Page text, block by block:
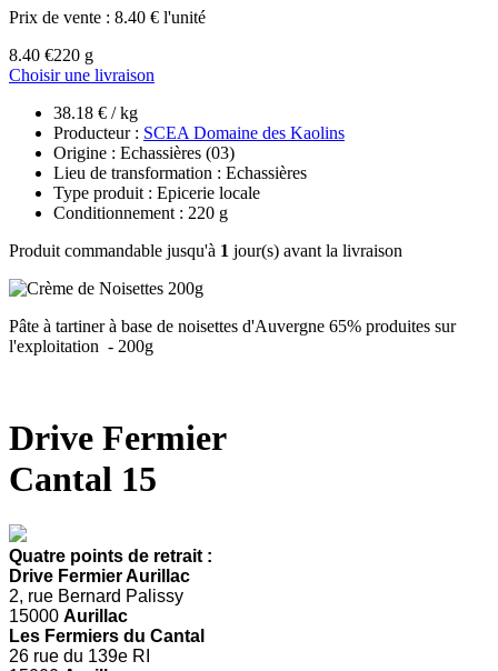
Prix de vente : 8.40 € l'unité
8.40 €220 g
Choisir une livraison
38.18 € / kg
Producteur : SCEA Domaine des Kaolins
Origine : Echassières (03)
Lieu de transformation : Echassières
Type produit : Epicerie locale
Conditionnement : 220 g
Produit commandable jusqu'à 1 jour(s) avant la livraison
Pâte à tartiner à base de noisettes d'Auvergne 65% produites sur
l'exploitation - 200g
Drive Fermier
Cantal 15
Quatre points de retrait :
Drive Fermier Aurillac
2, rue Bernard Palissy
15000 Aurillac
Les Fermiers du Cantal
26 rue du 139e RI